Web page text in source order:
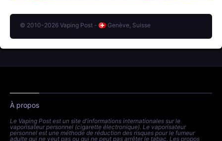
© 2010-2026 Vaping Post - Genève, Suisse
À propos
Le Vaping Post est un site d'informations internationales sur le
vaporisateur personnel (cigarette électronique). Le vaporisateur
personnel est une méthode de réduction des risques pour le fumeur
adulte qui ne veut pas ou qui ne peut pas arrêter le tabac. Les propos